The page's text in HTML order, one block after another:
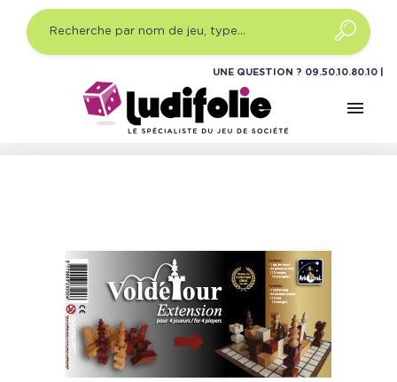
UNE QUESTION ? 09.50.10.80.10
menu
Jeux de société
Jeux de société réflexion
Voldétour Extension